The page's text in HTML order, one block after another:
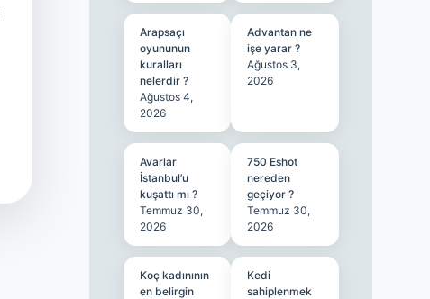
Arapsaçı
oyununun
kuralları
nelerdir ?
Ağustos 4,
2026
Advantan ne
işe yarar ?
Ağustos 3,
2026
Avarlar
İstanbul’u
kuşattı mı ?
Temmuz 30,
2026
750 Eshot
nereden
geçiyor ?
Temmuz 30,
2026
Koç kadınının
en belirgin
Kedi
sahiplenmek